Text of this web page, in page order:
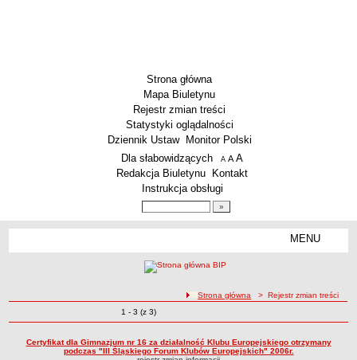
Strona główna
Mapa Biuletynu
Rejestr zmian treści
Statystyki oglądalności
Dziennik Ustaw
Monitor Polski
Menu dodatkowe
Dla słabowidzących A pomniejsz czcionkę
A standardowy rozmiar czcionki
A
Redakcja Biuletynu
Kontakt
Instrukcja obsługi
MENU
Techniczne Zakłady Naukowe
PRZEDSZKOLA
ścieżka nawigacji
Strona główna > Rejestr zmian treści
Zmiany o pozycjach
1 - 3 (z 3)
Certyfikat dla Gimnazjum nr 16 za działalność Klubu Europejskiego otrzymany
podczas "III Śląskiego Forum Klubów Europejskich" 2006r.